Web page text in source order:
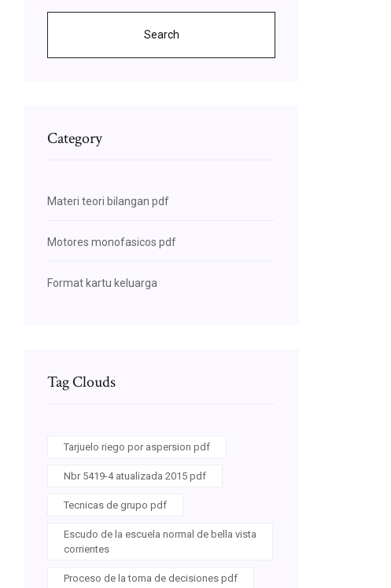
Search
Category
Materi teori bilangan pdf
Motores monofasicos pdf
Format kartu keluarga
Tag Clouds
Tarjuelo riego por aspersion pdf
Nbr 5419-4 atualizada 2015 pdf
Tecnicas de grupo pdf
Escudo de la escuela normal de bella vista
corrientes
Proceso de la toma de decisiones pdf